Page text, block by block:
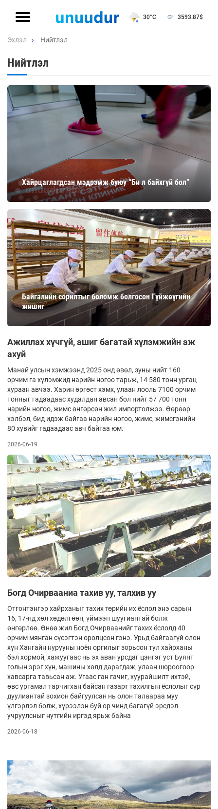
30°C 3593.87$
Эхлэл Нийтлэл
Нийтлэл
Хайрцаглагдсан мэдрэмж буюу “Би л байхгүй бол”
Байгалийн сорилтыг боломж болгосон Гүйжөүгийн
жишиг
Ажиллах хүчгүй, ашиг багатай хүлэмжийн аж
ахуй
Манай улсын хэмжээнд 2025 онд өвөл, зуны нийт 160
орчим га хүлэмжид нарийн ногоо тарьж, 14 580 тонн ургац
хураан авчээ. Харин өргөст хэмх, улаан лооль 7100 орчим
тонныг гадаадаас худалдан авсан бол нийт 57 700 тонн
нарийн ногоо, жимс өнгөрсөн жил импортолжээ. Өөрөөр
хэлбэл, бид идэж байгаа нарийн ногоо, жимс, жимсгэнийн
80 хувийг гадаадаас авч байгаа юм.
2026-06-19
Богд Очирвааниа тахив уу, талхив уу
Отгонтэнгэр хайрханыг тахих төрийн их ёслол энэ сарын
16, 17-нд хөл хөдөлгөөн, үймээн шуугиантай болж
өнгөрлөө. Өнөө жил Богд Очирваанийг тахих ёслолд 40
орчим мянган сүсэгтэн оролцсон гэнэ. Урьд байгаагүй олон
хүн Хангайн нурууны ноён оргилыг зорьсон тул хайрханы
бэл хормой, хажуугаас нь эх аван урсдаг цэнгэг уст Буянт
голын эрэг хүн, машины хөлд дарагдаж, улаан шороогоор
хавсарга тавьсан аж. Угаас ган гачиг, хуурайшилт ихтэй,
өвс ургамал тарчигхан байсан газарт тахилгын ёслолыг сүр
дуулиантай зохион байгуулсан нь олон талаараа муу
үлгэрлэл болж, хүрээлэн буй ор­ чинд багагүй эрсдэл
учруулсныг нутгийн иргэд ярьж байна
2026-06-18